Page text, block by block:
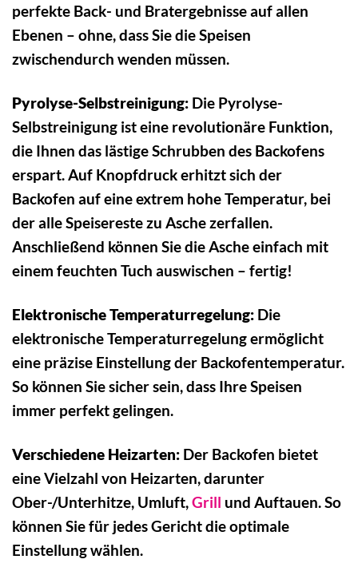
perfekte Back- und Bratergebnisse auf allen
Ebenen – ohne, dass Sie die Speisen
zwischendurch wenden müssen.
Pyrolyse-Selbstreinigung: Die Pyrolyse-
Selbstreinigung ist eine revolutionäre Funktion,
die Ihnen das lästige Schrubben des Backofens
erspart. Auf Knopfdruck erhitzt sich der
Backofen auf eine extrem hohe Temperatur, bei
der alle Speisereste zu Asche zerfallen.
Anschließend können Sie die Asche einfach mit
einem feuchten Tuch auswischen – fertig!
Elektronische Temperaturregelung: Die
elektronische Temperaturregelung ermöglicht
eine präzise Einstellung der Backofentemperatur.
So können Sie sicher sein, dass Ihre Speisen
immer perfekt gelingen.
Verschiedene Heizarten: Der Backofen bietet
eine Vielzahl von Heizarten, darunter
Ober-/Unterhitze, Umluft,Grill und Auftauen. So
können Sie für jedes Gericht die optimale
Einstellung wählen.